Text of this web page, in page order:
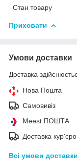
Стан товару
Приховати
Умови доставки
Доставка
Нова Пошта
Самовивіз
Meest ПОШТА
Доставка
Всі умови доставки